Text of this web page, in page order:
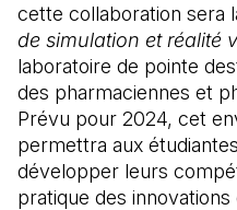
cette collaboration sera
de simulation et réalité
laboratoire de pointe
des pharmaciennes et
Prévu pour 2024, cet
permettra aux
développer leurs
pratique des